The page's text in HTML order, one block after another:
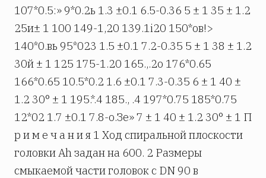
107*0.5:» 9*0.2ь 1.3 ±0.1 6.5-0.36 5 ± 1 35 ± 1.2
25и± 1 100 149-1,20 139.1i20 150*ов!>
140*0.вь 95*023 1.5 ±0.1 7.2-0.35 5 ± 1 38 ± 1.2
30й ± 1 125 175-1.20 165.,.2о 176*0.65
166*0.65 10.5*0.2 1.6 ±0.1 7.3-0.35 6 ± 1 40 ±
1.2 30° ± 1 195.*.4 185., .4 197*0.75 185*0.75
12*02 1.7 ±0.1 7.8-о.Зе» 7 ± 1 40 ± 1.2 30° ± 1 П
р и м е ч а н и я 1 Ход спиральной плоскости
головки Ah задан на 600. 2 Размеры
смыкаемой части головок с DN 90 в